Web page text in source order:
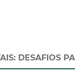
DESAFIOS